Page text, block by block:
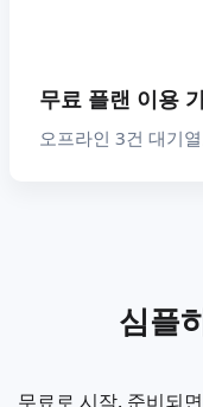
무료 플랜 이용
오프라인 3건 대기
심플
무료로 시작. 준비되